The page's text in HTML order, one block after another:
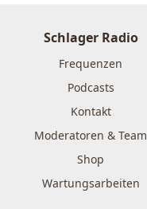
Schlager Radio
Frequenzen
Podcasts
Kontakt
Moderatoren & Team
Shop
Wartungsarbeiten